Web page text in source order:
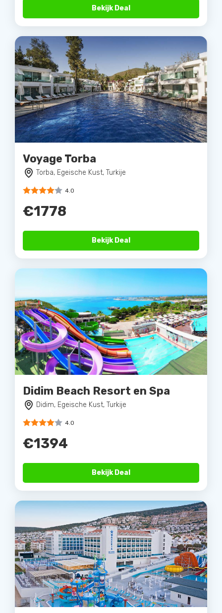
Bekijk Deal
Voyage Torba
Torba, Egeische Kust, Turkije
4.0
€1778
Bekijk Deal
Didim Beach Resort en Spa
Didim, Egeische Kust, Turkije
4.0
€1394
Bekijk Deal